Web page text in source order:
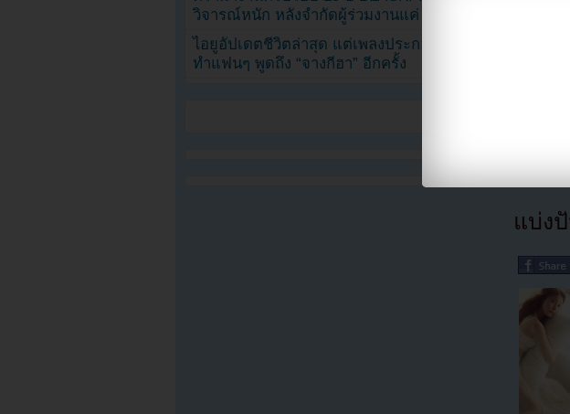
ตอนนี้
แบ่ง
วิจารณ์หนัก หลังจำกัดผู้ร่วมงานแค่ 40 คน
ไอยูอัปเดตชีวิตล่าสุด แต่เพลงประกอบโพสต์
ทำแฟนๆ พูดถึง “จางกีฮา” อีกครั้ง